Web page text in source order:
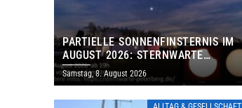
PARTIELLE SONNENFINSTERNIS IM
AUGUST 2026: STERNWARTE
PETERBERG ÖFFNET KOSTENLOS
IHRE TORE
Samstag, 8. August 2026